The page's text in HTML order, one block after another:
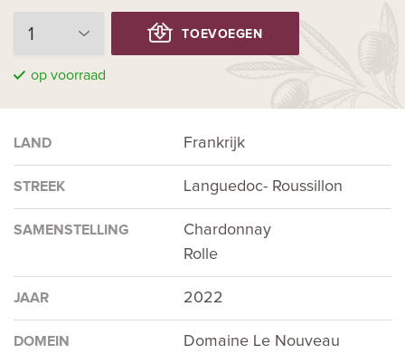
TOEVOEGEN
op voorraad
LAND Frankrijk
STREEK Languedoc- Roussillon
SAMENSTELLING
Chardonnay
Rolle
JAAR 2022
DOMEIN
Domaine Le Nouveau